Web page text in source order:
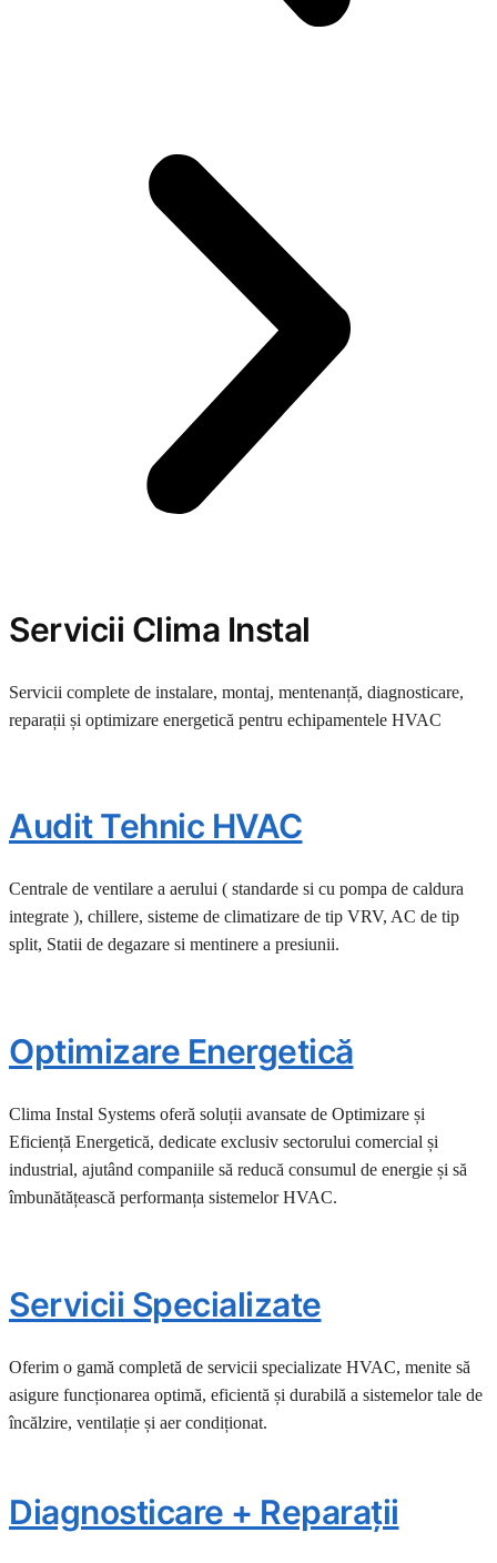
Servicii Clima Instal
Servicii complete de instalare, montaj, mentenanță, diagnosticare,
reparații și optimizare energetică pentru echipamentele HVAC
Audit Tehnic HVAC
Centrale de ventilare a aerului ( standarde si cu pompa de caldura
integrate ), chillere, sisteme de climatizare de tip VRV, AC de tip
split, Statii de degazare si mentinere a presiunii.
Optimizare Energetică
Clima Instal Systems oferă soluții avansate de Optimizare și
Eficiență Energetică, dedicate exclusiv sectorului comercial și
industrial, ajutând companiile să reducă consumul de energie și să
îmbunătățească performanța sistemelor HVAC.
Servicii Specializate
Oferim o gamă completă de servicii specializate HVAC, menite să
asigure funcționarea optimă, eficientă și durabilă a sistemelor tale de
încălzire, ventilație și aer condiționat.
Diagnosticare + Reparații